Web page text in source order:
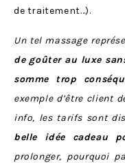
de traitement…).
Un tel massage
de goûter au luxe
somme trop
exemple d’être client
info, les tarifs sont
belle idée cadeau
prolonger, pourquoi